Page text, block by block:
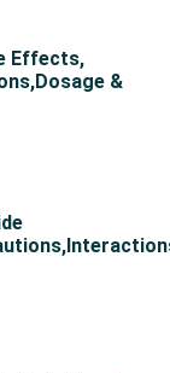
Effects,
&